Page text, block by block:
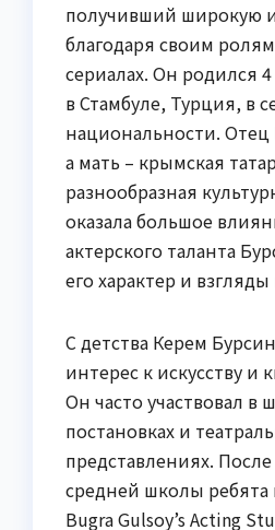
получивший широкую
благодаря своим
сериалах. Он родился
в Стамбуле, Турция, в
национальности. Отец
а мать – крымская
разнообразная
оказала большое
актерского таланта
его характер и
С детства Керем
интерес к искусству и
Он часто участвовал в
постановках и
представлениях.
средней школы ребята
Bugra Gulsoy’s Acting